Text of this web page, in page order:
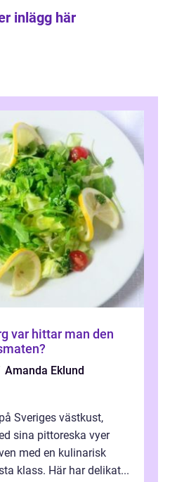
inlägg här
Amanda Eklund
Sveriges västkust,
sina pittoreska vyer
med en kulinarisk
klass. Här har delikat...